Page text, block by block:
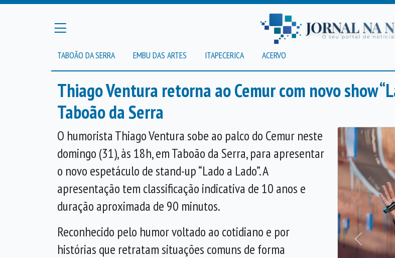
TABOÃO DA SERRA EMBU DAS ARTES ITAPECERICA ACERVO
Thiago Ventura retorna ao Cemur com novo show
Taboão da Serra
Anterior
O humorista Thiago Ventura sobe ao palco do Cemur neste
domingo (31), às 18h, em Taboão da Serra, para apresentar
o novo espetáculo de stand-up “Lado a Lado”. A
apresentação tem classificação indicativa de 10 anos e
duração aproximada de 90 minutos.
Reconhecido pelo humor voltado ao cotidiano e por
histórias que retratam situações comuns de forma